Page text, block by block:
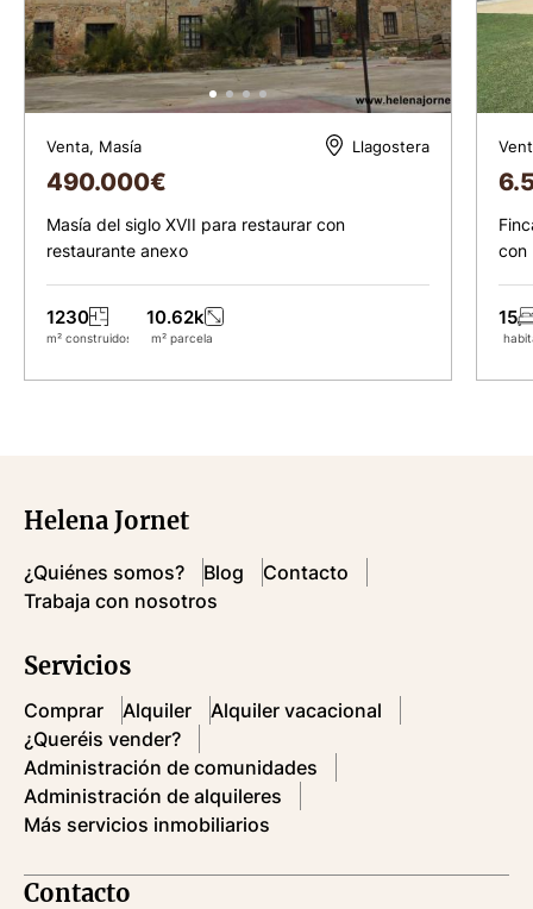
Venta, Masía Llagostera
490.000€
Masía del siglo XVII para restaurar con
restaurante anexo
1230
m² construidos
10.62k
m² parcela
con
15
Contacto
Helena Jornet
¿Quiénes somos? Blog
Contacto
Trabaja con nosotros
Servicios
Comprar Alquiler
Alquiler vacacional
¿Queréis vender?
Administración de comunidades
Administración de alquileres
Más servicios inmobiliarios